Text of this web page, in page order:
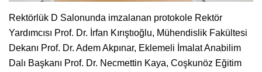
Rektörlük D Salonunda imzalanan protokole Rektör
Yardımcısı Prof. Dr. İrfan Kırıştıoğlu, Mühendislik Fakültesi
Dekanı Prof. Dr. Adem Akpınar, Eklemeli İmalat Anabilim
Dalı Başkanı Prof. Dr. Necmettin Kaya, Coşkunöz Eğitim